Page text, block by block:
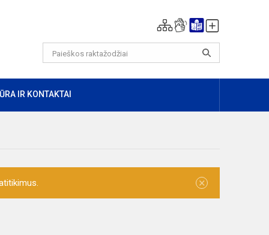
IR KONTAKTAI
×